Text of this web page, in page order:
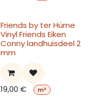
Friends by ter Hürne
Vinyl Friends Eiken
Conny landhuisdeel 2
mm
19,00 € m²